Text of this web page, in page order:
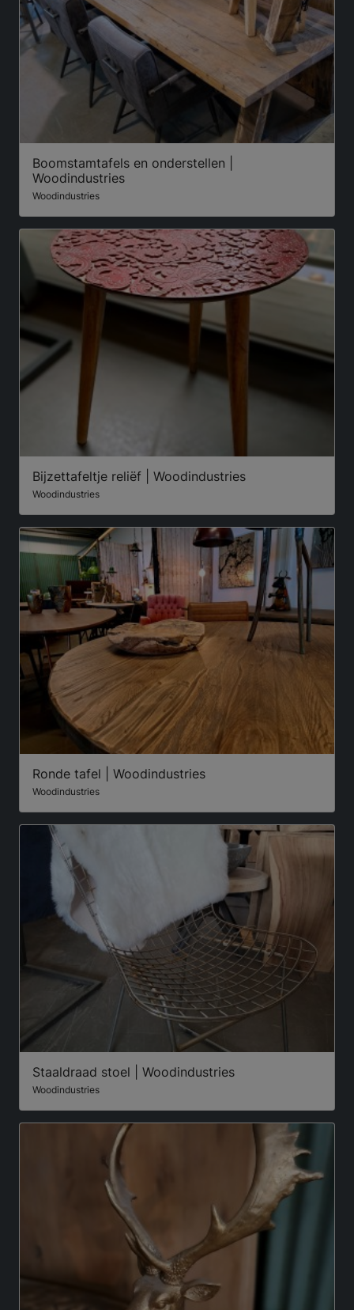
Boomstamtafels en onderstellen |
Woodindustries
Woodindustries
Bijzettafeltje reliëf | Woodindustries
Woodindustries
Ronde tafel | Woodindustries
Woodindustries
Staaldraad stoel | Woodindustries
Woodindustries